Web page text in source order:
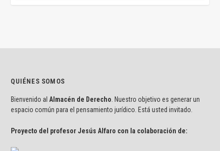
QUIÉNES SOMOS
Bienvenido al Almacén de Derecho . Nuestro objetivo es generar un
espacio común para el pensamiento jurídico. Está usted invitado.
Proyecto del profesor Jesús Alfaro con la colaboración de: